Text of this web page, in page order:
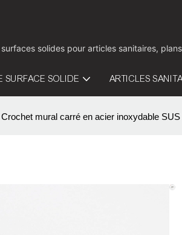
solides pour articles sanitaires,
SURFACE SOLIDE ARTICLES
Crochet mural carré en acier inoxydable